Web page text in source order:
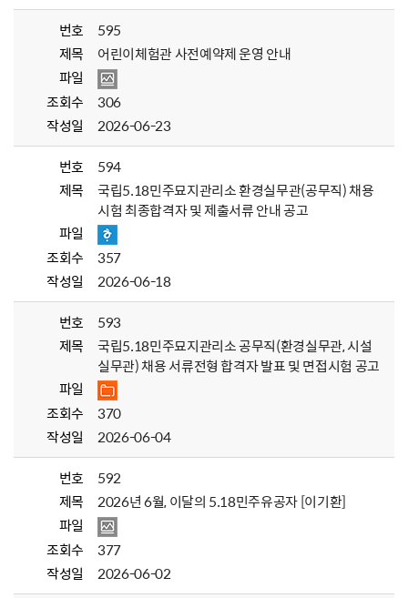
번호
595
제목
어린이체험관 사전예약제 운영 안내
파일
조회수
306
작성일
2026-06-23
번호
594
제목
국립5.18민주묘지관리소 환경실무관(공무직) 채용
시험 최종합격자 및 제출서류 안내 공고
파일
조회수
357
작성일
2026-06-18
번호
593
제목
국립5.18민주묘지관리소 공무직(환경실무관, 시설
실무관) 채용 서류전형 합격자 발표 및 면접시험 공고
파일
조회수
370
작성일
2026-06-04
번호
592
제목
2026년 6월, 이달의 5.18민주유공자 [이기환]
파일
조회수
377
작성일
2026-06-02